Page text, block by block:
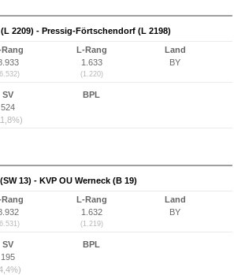
2209) - Pressig-Förtschendorf (L 2198)
Rang
L-Rang
1.633
(1.220)
Land
BY
SV
524
BPL
13) - KVP OU Werneck (B 19)
Rang
L-Rang
1.632
(1.219)
Land
BY
SV
195
BPL